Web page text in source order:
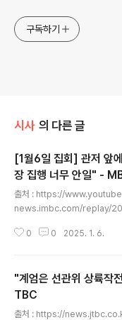
구독하기
시사 의 다른 글
[1월6일 집회] 관저 앞
장 집행 너무 안일" -
출처 : https://
news.imbc.com/replay/
dream.tistory.com/37605
박 4일 밤낮없이 관저 앞을 지
임하겠다고 밝혔다가 거둬들이
자..
0 0 2025. 1. 6.
"계엄은 선관위 상륙작
TBC
출처 : https://